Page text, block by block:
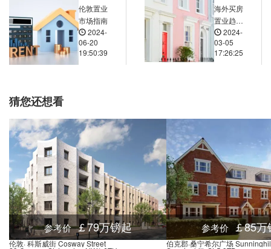
(Stop PS), Farringdon Road, 伦敦, EC1R 0BY, 英国
324.75米
Gray's Inn Road Chancery Lane Stop B, 40 Gray's Inn Road, 伦敦, WC1X 8LR, 英国
429.93米
Clerkenwell Road Farringdon Rd Stop C, Farringdon Road, 伦敦, EC1M 3LL, 英国
433.01米
Merlin Street, 15 Amwell Street, 伦敦, EC1R 1UP, 英国
Market, Skinner Street, 伦敦, EC1R 0, 英国
伦敦置业
市场指南
2024-
06-20
19:50:39
海外买房
置业趋势
的资产价
值探究
2024-
03-05
17:26:25
猜您还想看
参考价 ￡79万镑起
伦敦· 科斯威街 Cosway Street
参考价 ￡85万
伯克郡·桑宁希尔广场